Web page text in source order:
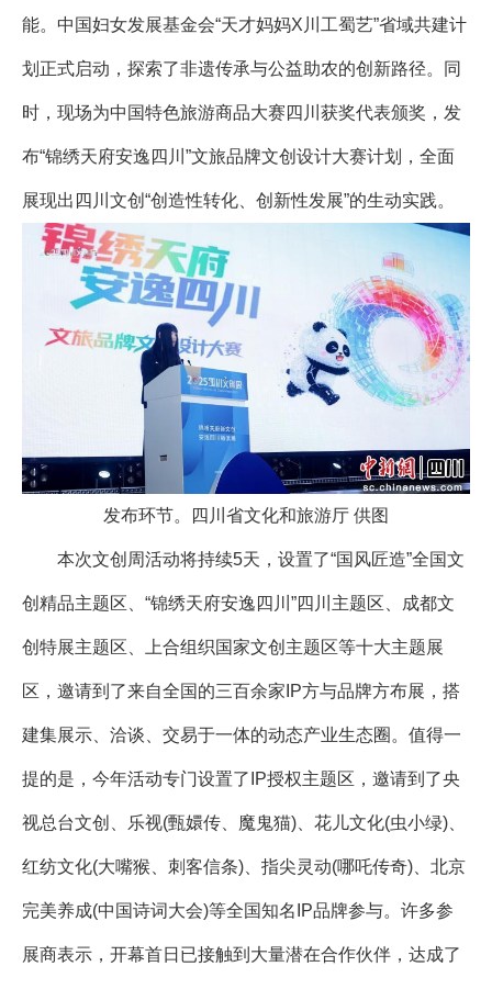
能。中国妇女发展基金会“天才妈妈X川工蜀艺”省域共建计
划正式启动，探索了非遗传承与公益助农的创新路径。同
时，现场为中国特色旅游商品大赛四川获奖代表颁奖，发
布“锦绣天府安逸四川”文旅品牌文创设计大赛计划，全面
展现出四川文创“创造性转化、创新性发展”的生动实践。
发布环节。四川省文化和旅游厅 供图
本次文创周活动将持续5天，设置了“国风匠造”全国文
创精品主题区、“锦绣天府安逸四川”四川主题区、成都文
创特展主题区、上合组织国家文创主题区等十大主题展
区，邀请到了来自全国的三百余家IP方与品牌方布展，搭
建集展示、洽谈、交易于一体的动态产业生态圈。值得一
提的是，今年活动专门设置了IP授权主题区，邀请到了央
视总台文创、乐视(甄嬛传、魔鬼猫)、花儿文化(虫小绿)、
红纺文化(大嘴猴、刺客信条)、指尖灵动(哪吒传奇)、北京
完美养成(中国诗词大会)等全国知名IP品牌参与。许多参
展商表示，开幕首日已接触到大量潜在合作伙伴，达成了